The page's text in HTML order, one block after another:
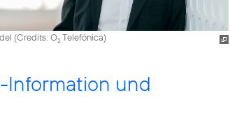
(Credits: O2Telefónica)
Information und